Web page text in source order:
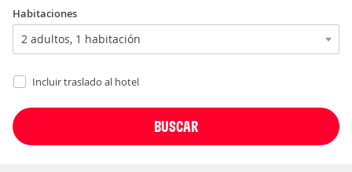
Habitaciones
Incluir traslado al hotel